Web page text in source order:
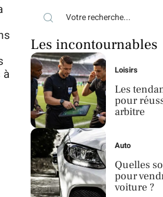
à
Les incontournables
Loisirs
Les
pour
arbitre
Auto
Quelles
pour
voiture ?